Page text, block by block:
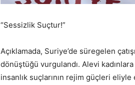
“Sessizlik Suçtur!”
Açıklamada, Suriye’de süregelen
dönüştüğü vurgulandı. Alevi
insanlık suçlarının rejim güçleri